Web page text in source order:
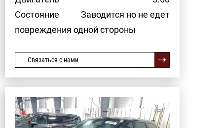
Состояние
Заводится но не едет
повреждения одной стороны
Связаться с нами